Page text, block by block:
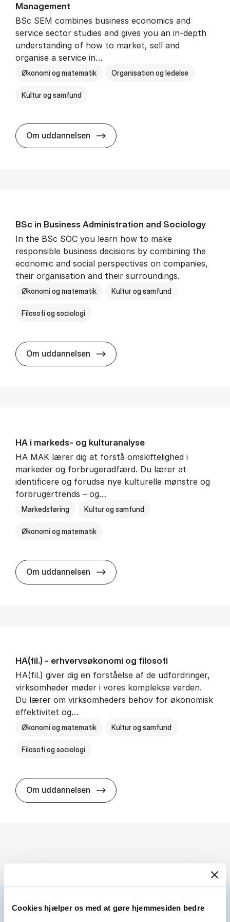
Cookies hjælper os med at gøre hjemmesiden bedre
Man­age­ment
BSc SEM combines business economics and
service sector studies and gives you an in-depth
understanding of how to market, sell and
organise a service in…
Økonomi og matematik Organisation og ledelse
Kultur og samfund
Om uddannelsen BSc in Busi­ness Ad­min­is­tra­tion
BSc in Busi­ness Ad­min­is­tra­tion and So­ci­ology
In the BSc SOC you learn how to make
responsible business decisions by combining the
economic and social perspectives on companies,
their organisation and their surroundings.
Økonomi og matematik Kultur og samfund
Filosofi og sociologi
Om uddannelsen BSc in Busi­ness Ad­min­is­tra­tion
HA i mar­keds- og kul­tu­r­a­na­ly­se
HA MAK lærer dig at forstå omskiftelighed i
markeder og forbrugeradfærd. Du lærer at
identificere og forudse nye kulturelle mønstre og
forbrugertrends – og…
Markedsføring Kultur og samfund
Økonomi og matematik
Om uddannelsen HA i mar­keds- og kul­tu­r­a­na­ly­se
HA(fil.) - erhvervs­økonomi og fi­lo­so­fi
HA(fil.) giver dig en forståelse af de udfordringer,
virksomheder møder i vores komplekse verden.
Du lærer om virksomheders behov for økonomisk
effektivitet og…
Økonomi og matematik Kultur og samfund
Filosofi og sociologi
Om uddannelsen HA(fil.) - erhvervs­økonomi og